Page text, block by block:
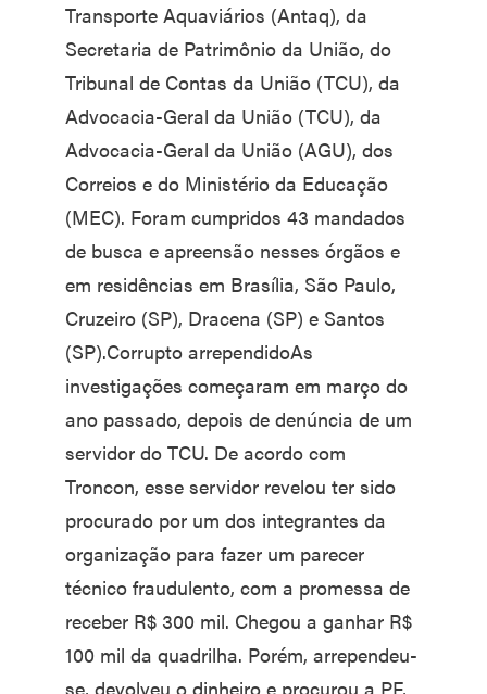
Transporte Aquaviários (Antaq), da
Secretaria de Patrimônio da União, do
Tribunal de Contas da União (TCU), da
Advocacia-Geral da União (TCU), da
Advocacia-Geral da União (AGU), dos
Correios e do Ministério da Educação
(MEC). Foram cumpridos 43 mandados
de busca e apreensão nesses órgãos e
em residências em Brasília, São Paulo,
Cruzeiro (SP), Dracena (SP) e Santos
(SP).Corrupto arrependidoAs
investigações começaram em março do
ano passado, depois de denúncia de um
servidor do TCU. De acordo com
Troncon, esse servidor revelou ter sido
procurado por um dos integrantes da
organização para fazer um parecer
técnico fraudulento, com a promessa de
receber R$ 300 mil. Chegou a ganhar R$
100 mil da quadrilha. Porém, arrependeu-
se, devolveu o dinheiro e procurou a PF,